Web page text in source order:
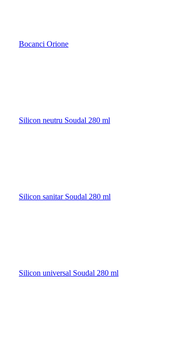
Bocanci Orione
Silicon neutru Soudal 280 ml
Silicon sanitar Soudal 280 ml
Silicon universal Soudal 280 ml